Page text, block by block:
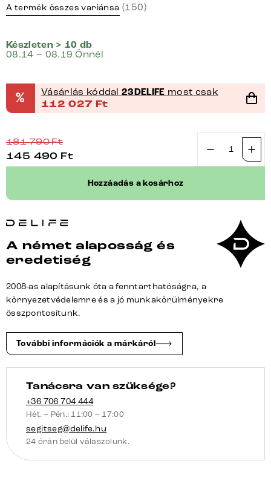
A termék összes variánsa (150)
Készleten > 10 db
08.14 – 08.19 Önnél
% Vásárlás kóddal23DELIFE most csak
112 027 Ft
181 790Ft
145 490 Ft
Étkezőszék
karfás
bézs
étkezőszék
fehér
zsákrugós
Hozzáadás a kosárhoz
A német alaposság és
eredetiség
2008-as alapításunk óta a fenntarthatóságra, a
környezetvédelemre és a jó munkakörülményekre
összpontosítunk.
További információk a márkáról
Tanácsra van szüksége?
+36 706 704 444
Hét. – Pén.: 11:00 – 17:00
segitseg@delife.hu
24 órán belül válaszolunk.